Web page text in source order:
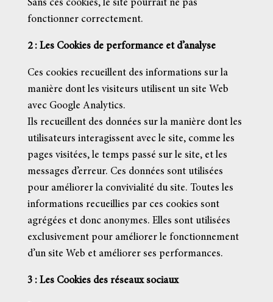
Sans ces cookies, le site pourrait ne pas
fonctionner correctement.
2 : Les Cookies de performance et d’analyse
Ces cookies recueillent des informations sur la
manière dont les visiteurs utilisent un site Web
avec Google Analytics.
Ils recueillent des données sur la manière dont les
utilisateurs interagissent avec le site, comme les
pages visitées, le temps passé sur le site, et les
messages d’erreur. Ces données sont utilisées
pour améliorer la convivialité du site. Toutes les
informations recueillies par ces cookies sont
agrégées et donc anonymes. Elles sont utilisées
exclusivement pour améliorer le fonctionnement
d’un site Web et améliorer ses performances.
3 : Les Cookies des réseaux sociaux